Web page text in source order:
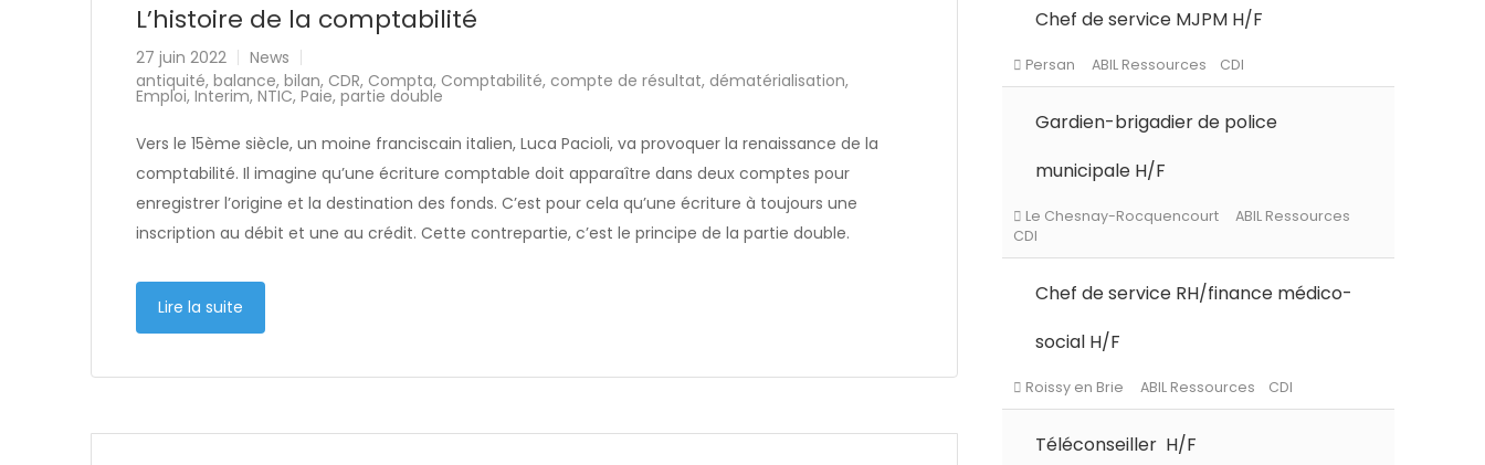
L’histoire de la comptabilité
27 juin 2022
News
antiquité, balance, bilan, CDR, Compta, Comptabilité, compte de résultat, dématérialisation,
Emploi, Interim, NTIC, Paie, partie double
Vers le 15ème siècle, un moine franciscain italien, Luca Pacioli, va provoquer la renaissance de la
comptabilité. Il imagine qu’une écriture comptable doit apparaître dans deux comptes pour
enregistrer l’origine et la destination des fonds. C’est pour cela qu’une écriture à toujours une
inscription au débit et une au crédit. Cette contrepartie, c’est le principe de la partie double.
Lire la suite
Chef de service MJPM H/F
Persan
Gardien-brigadier de police
municipale H/F
Chef de service RH/finance médico-
social H/F
Téléconseiller H/F